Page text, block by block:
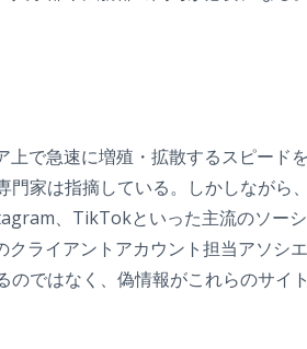
で急速に増殖・拡散するスピード
家は指摘している。しかしなが
、TikTokといった主流のソー
ライアントアカウント担当アソシ
ではなく、偽情報がこれらのサ